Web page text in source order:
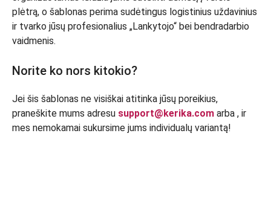
plėtrą, o šablonas perima sudėtingus logistinius uždavinius
ir tvarko jūsų profesionalius „Lankytojo“ bei bendradarbio
vaidmenis.
Norite ko nors kitokio?
Jei šis šablonas ne visiškai atitinka jūsų poreikius,
praneškite mums adresu support@kerika.com arba , ir
mes nemokamai sukursime jums individualų variantą!